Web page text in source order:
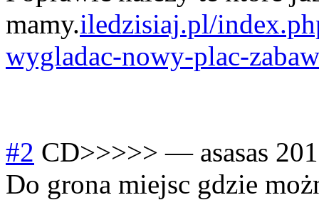
mamy.iledzisiaj.pl/
wygladac-nowy-plac-
#2 CD>>>>> — asasas
Do grona miejsc gdzie